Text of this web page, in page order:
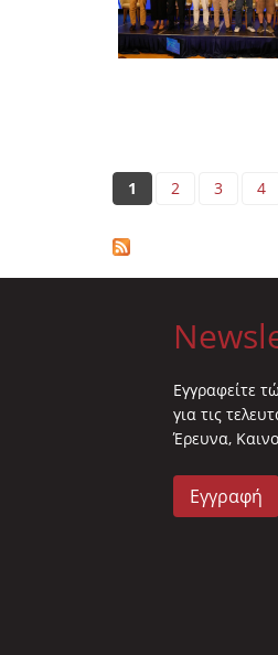
Pages
1 2 3 4
Eγγραφείτε
για τις
Έρευνα,
Εγγραφή